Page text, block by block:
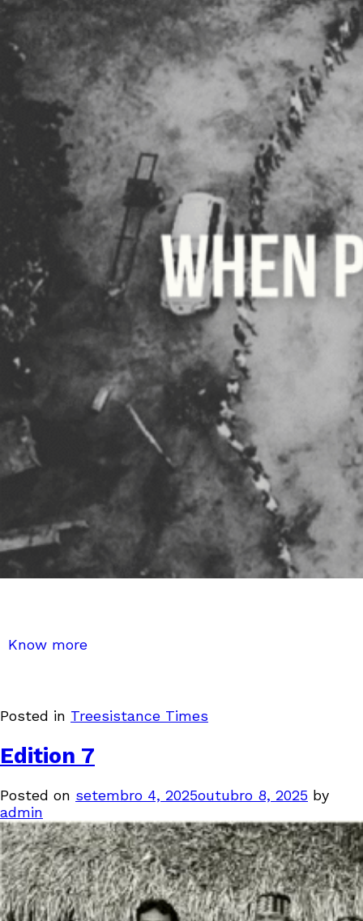
Know more
Posted in Treesistance Times
Edition 7
Posted on setembro 4, 2025outubro 8, 2025 by
admin